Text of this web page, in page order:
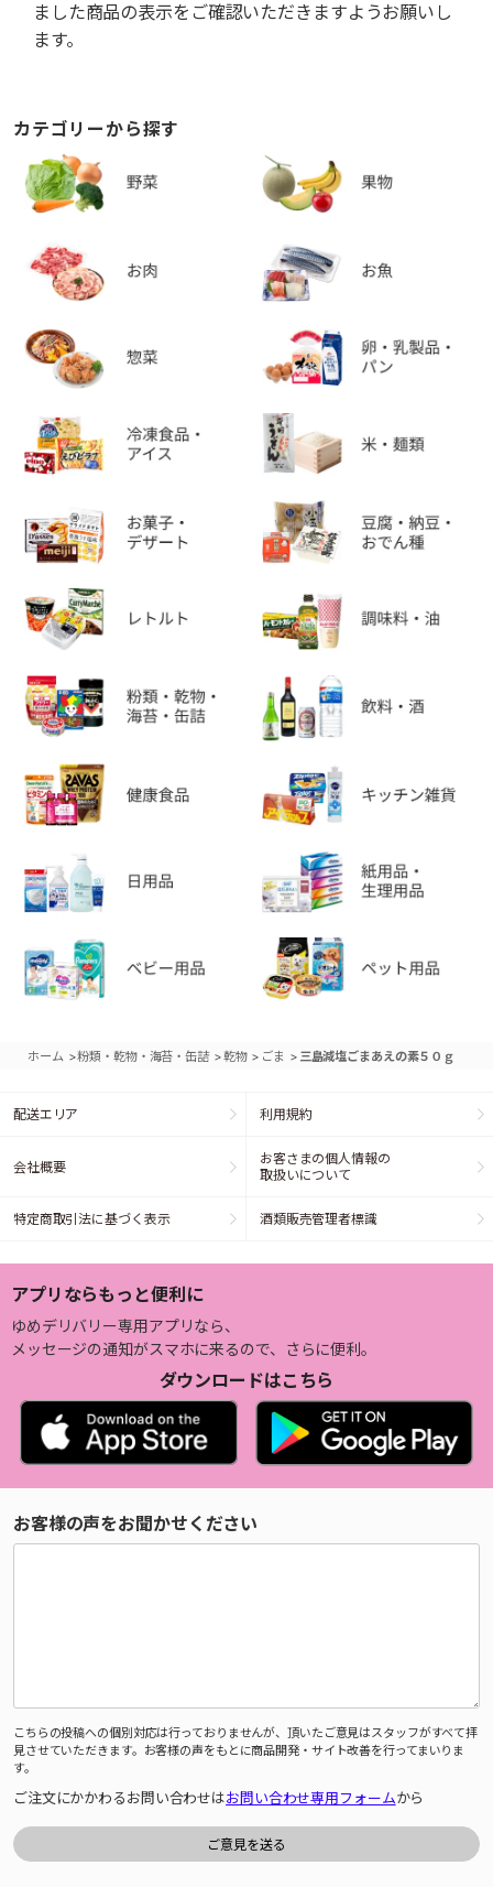
ました商品の表示をご確認いただきますようお願いし
ます。
カテゴリーから探す
ホーム >粉類・乾物・海苔・缶詰 >乾物 > ごま > 三島減塩ごまあえの素５０ｇ
配送エリア 利用規約
会社概要
お客さまの個人情報の
取扱いについて
特定商取引法に基づく表示 酒類販売管理者標識
アプリならもっと便利に
ゆめデリバリー専用アプリなら、
メッセージの通知がスマホに来るので、さらに便利。
ダウンロードはこちら
お客様の声をお聞かせください
こちらの投稿への個別対応は行っておりませんが、頂いたご意見はスタッフがすべて拝
見させていただきます。お客様の声をもとに商品開発・サイト改善を行ってまいりま
す。
ご注文にかかわるお問い合わせはお問い合わせ専用フォームから